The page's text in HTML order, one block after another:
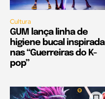
Cultura
GUM lança linha de
higiene bucal inspirada
nas “Guerreiras do K-
pop”